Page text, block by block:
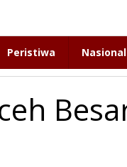
Peristiwa Nasional